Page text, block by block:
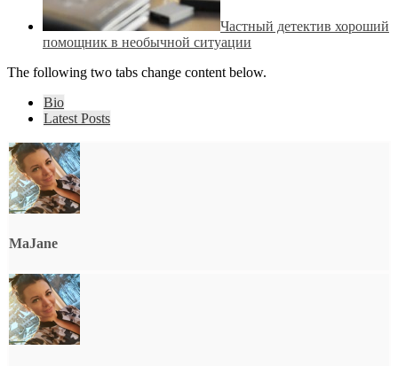
Частный детектив хороший
помощник в необычной ситуации
The following two tabs change content below.
Bio
Latest Posts
MaJane